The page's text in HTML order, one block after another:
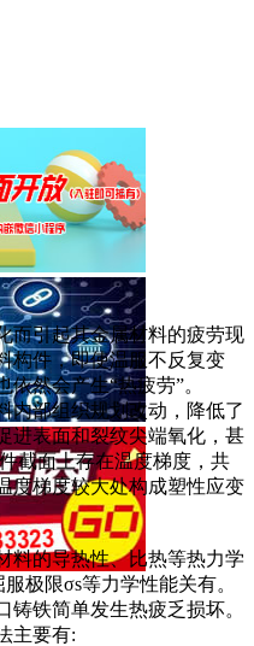
而引起其金属材料的疲劳现
构件，即使温服不反复变
然会产生“热疲劳”。
内部组织规划改动，降低了
进表面和裂纹尖端氧化，甚
截面上存在温度梯度，共
度梯度较大处构成塑性应变
料的导热性、比热等热力学
极限σs等力学性能关有。
铸铁简单发生热疲乏损坏。
主要有: